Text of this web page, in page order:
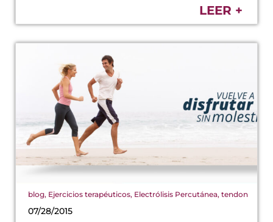
LEER +
blog, Ejercicios terapéuticos, Electrólisis Percutánea, tendon
07/28/2015